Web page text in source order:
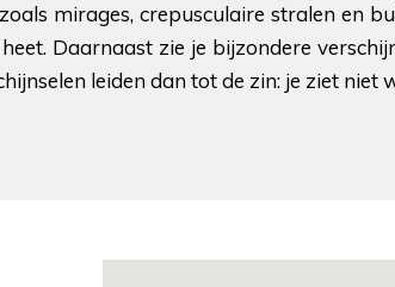
mirages, crepusculaire stralen en
heet. Daarnaast zie je bijzondere
leiden dan tot de zin: je ziet